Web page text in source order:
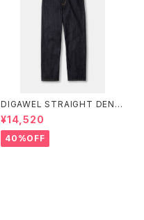
DIGAWEL STRAIGHT DENI
M PANTS
¥14,520
40%OFF